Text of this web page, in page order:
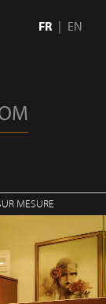
FR EN
MESURE